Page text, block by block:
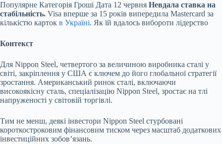
Популярне Категорія Гроші Дата 12 червня Невдала ставка на
стабільність. Visa вперше за 15 років випередила Mastercard за
кількістю карток в Україні. Як їй вдалось вибороти лідерство
Контекст
Для Nippon Steel, четвертого за величиною виробника сталі у
світі, закріплення у США є ключем до його глобальної стратегії
зростання. Американський ринок сталі, включаючи
високоякісну сталь, спеціалізацію Nippon Steel, зростає на тлі
напруженості у світовій торгівлі.
Тим не менш, деякі інвестори Nippon Steel стурбовані
короткостроковим фінансовим тиском через масштаб додаткових
інвестиційних зобовʼязань.